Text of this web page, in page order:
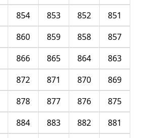
851
852
853
854
857
858
859
860
863
864
865
866
869
870
871
872
875
876
877
878
881
882
883
884